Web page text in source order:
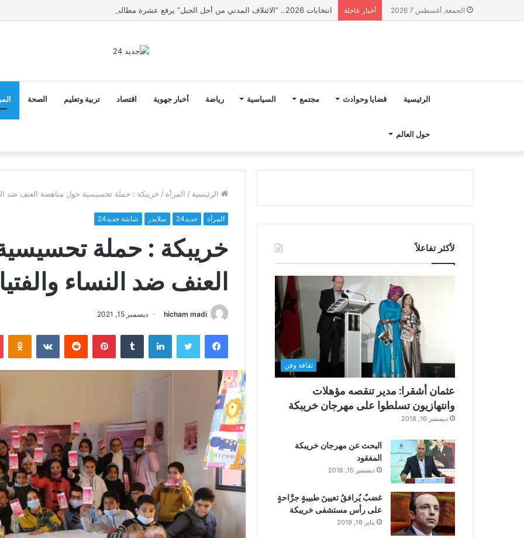
الجمعة, أغسطس 7 2026 أخبار عاجلة انتخابات 2026.. “الائتلاف المدني من أجل الجبل” يرفع عشرة مطالب أمام الأحزاب لإنصاف المناطق الجبلية
الرئيسية قضايا وحوادث مجتمع السياسية رياضة أخبار جهوية اقتصاد تربية وتعليم الصحة
حول العالم
الرئيسية / المرأة / خريبكة : حملة تحسيسية حول مناهضة العنف ضد
المرأة جديد24 سلايدر شاشة جديد24
خريبكة : حملة
العنف ضد النساء
hicham madi ديسمبر 15, 2021
فيسبوك تويتر لينكدإن بينتيريست
لأكثر تفاعلاً
ثقافة وفن
عثمان أشقرا: مدير تنقصه مؤهلات
وانتهازيون تسلطوا على مهرجان خريبكة
ديسمبر 16, 2018
البحث عن مهرجان خريبكة
المفقود
ديسمبر 15, 2018
غضبٌ يُرافقُ تعيينَ طبيبةٍ جرَّاحةٍ
على رأس مستشفى خريبكة
يناير 16, 2019